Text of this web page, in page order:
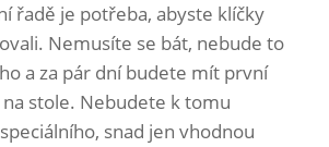
řadě je potřeba, abyste klíčky
Nemusíte se bát, nebude to
a za pár dní budete mít první
stole. Nebudete k tomu
snad jen vhodnou